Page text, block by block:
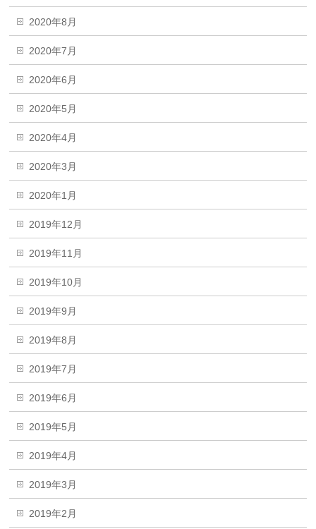
2020年8月
2020年7月
2020年6月
2020年5月
2020年4月
2020年3月
2020年1月
2019年12月
2019年11月
2019年10月
2019年9月
2019年8月
2019年7月
2019年6月
2019年5月
2019年4月
2019年3月
2019年2月